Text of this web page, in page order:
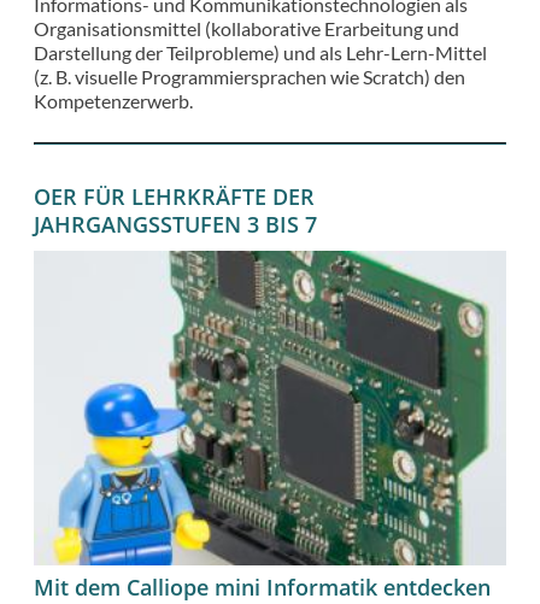
Organisationsmittel (kollaborative Erarbeitung und
Darstellung der Teilprobleme) und als Lehr-Lern-Mittel
(z. B. visuelle Programmiersprachen wie Scratch) den
Kompetenzerwerb.
OER FÜR LEHRKRÄFTE DER
JAHRGANGSSTUFEN 3 BIS 7
Mit dem Calliope mini Informatik entdecken